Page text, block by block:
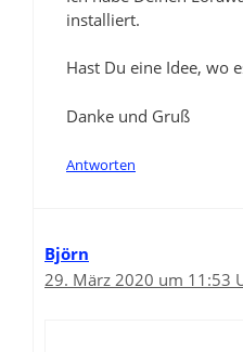
installiert.
Hast Du eine Idee, wo
Danke und Gruß
Antworten
Björn
29. März 2020 um 11:53